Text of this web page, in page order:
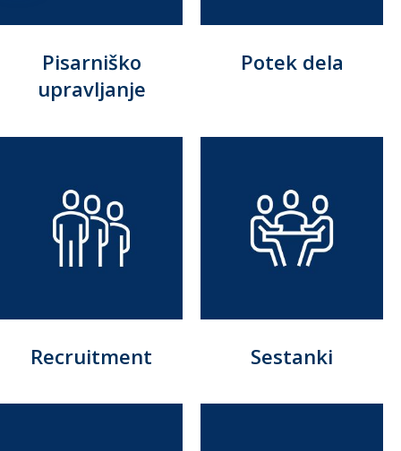
Pisarniško
upravljanje
Potek dela
Recruitment Sestanki